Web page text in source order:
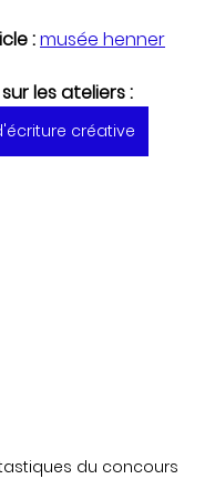
: musée henner
les ateliers :
créative
du concours